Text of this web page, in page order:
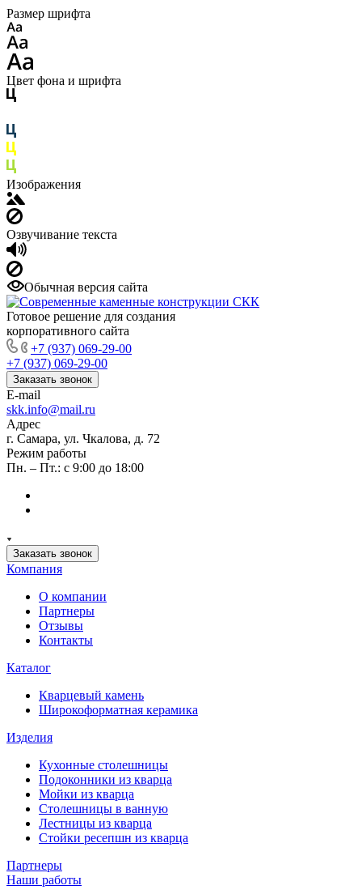
Размер шрифта
Цвет фона и шрифта
Изображения
Озвучивание текста
Обычная версия сайта
Готовое решение для создания
корпоративного сайта
+7 (937) 069-29-00
+7 (937) 069-29-00
Заказать звонок
E-mail
skk.info@mail.ru
Адрес
г. Самара, ул. Чкалова, д. 72
Режим работы
Пн. – Пт.: с 9:00 до 18:00
Заказать звонок
Компания
О компании
Партнеры
Отзывы
Контакты
Каталог
Кварцевый камень
Широкоформатная керамика
Изделия
Кухонные столешницы
Подоконники из кварца
Мойки из кварца
Столешницы в ванную
Лестницы из кварца
Стойки ресепшн из кварца
Партнеры
Наши работы